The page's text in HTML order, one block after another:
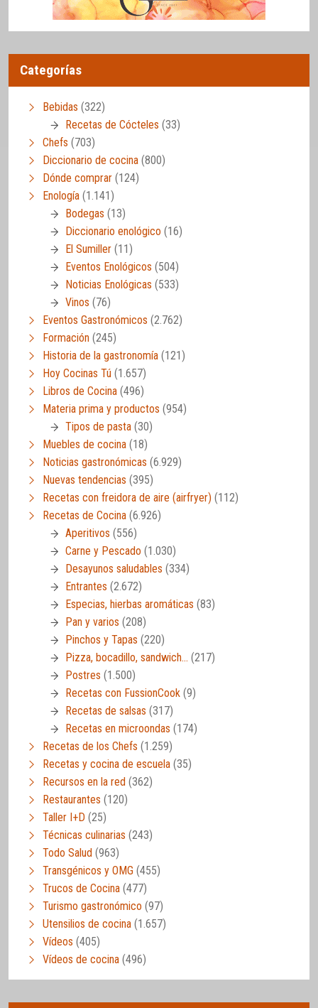
Categorías
Bebidas (322)
Recetas de Cócteles (33)
Chefs (703)
Diccionario de cocina (800)
Dónde comprar (124)
Enología (1.141)
Bodegas (13)
Diccionario enológico (16)
El Sumiller (11)
Eventos Enológicos (504)
Noticias Enológicas (533)
Vinos (76)
Eventos Gastronómicos (2.762)
Formación (245)
Historia de la gastronomía (121)
Hoy Cocinas Tú (1.657)
Libros de Cocina (496)
Materia prima y productos (954)
Tipos de pasta (30)
Muebles de cocina (18)
Noticias gastronómicas (6.929)
Nuevas tendencias (395)
Recetas con freidora de aire (airfryer) (112)
Recetas de Cocina (6.926)
Aperitivos (556)
Carne y Pescado (1.030)
Desayunos saludables (334)
Entrantes (2.672)
Especias, hierbas aromáticas (83)
Pan y varios (208)
Pinchos y Tapas (220)
Pizza, bocadillo, sandwich… (217)
Postres (1.500)
Recetas con FussionCook (9)
Recetas de salsas (317)
Recetas en microondas (174)
Recetas de los Chefs (1.259)
Recetas y cocina de escuela (35)
Recursos en la red (362)
Restaurantes (120)
Taller I+D (25)
Técnicas culinarias (243)
Todo Salud (963)
Transgénicos y OMG (455)
Trucos de Cocina (477)
Turismo gastronómico (97)
Utensilios de cocina (1.657)
Vídeos (405)
Vídeos de cocina (496)